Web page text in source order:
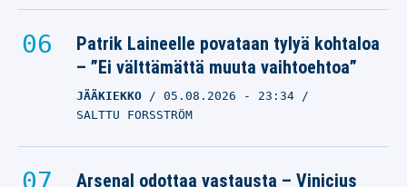
Patrik Laineelle povataan tylyä kohtaloa
– ”Ei välttämättä muuta vaihtoehtoa”
JÄÄKIEKKO 05.08.2026 - 23:34
SALTTU FORSSTRÖM
Arsenal odottaa vastausta – Vinicius